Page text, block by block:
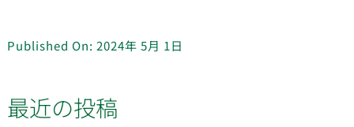
Published On: 2024年 5月 1日
最近の投稿